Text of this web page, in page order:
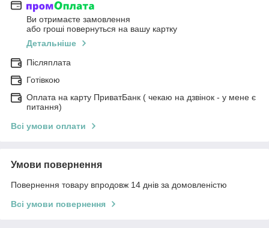
Ви отримаєте замовлення
або гроші повернуться на вашу картку
Детальніше
Післяплата
Готівкою
Оплата на карту ПриватБанк ( чекаю на дзвінок - у мене є
питання)
Всі умови оплати
Умови повернення
Повернення товару впродовж 14 днів за домовленістю
Всі умови повернення